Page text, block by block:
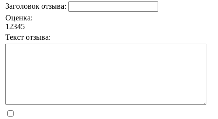
Заголовок отзыва:
Оценка:
1 2345
Текст отзыва: